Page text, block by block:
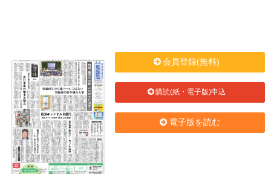
会員登録(無料)
購読(紙・電子版)申込
電子版を読む